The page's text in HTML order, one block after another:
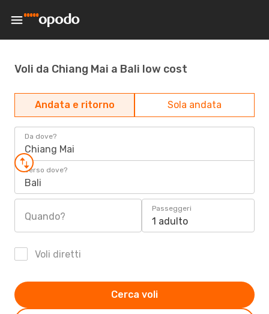
Voli da Chiang Mai a Bali low cost
Andata e ritorno Sola andata
Da dove?
Chiang Mai
Verso dove?
Bali
Quando?
Passeggeri
1 adulto
Voli diretti
Cerca voli